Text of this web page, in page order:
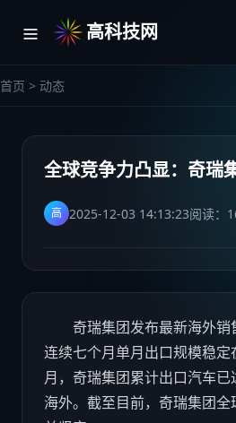
高科技网
首页 > 动态
全球竞争力凸显：奇瑞
高 2025-12-03 14:13:23阅读：
奇瑞集团发布最新海外销
连续七个月单月出口规模稳
月，奇瑞集团累计出口汽车已
海外。截至目前，奇瑞集团